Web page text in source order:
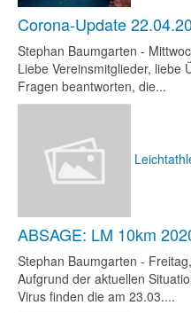
Corona-Update
Stephan Baumgarten -
Liebe Vereinsmitglieder, liebe
Fragen beantworten, die...
ABSAGE: LM 10km
Stephan Baumgarten -
Aufgrund der aktuellen
Virus finden die am 23.03....